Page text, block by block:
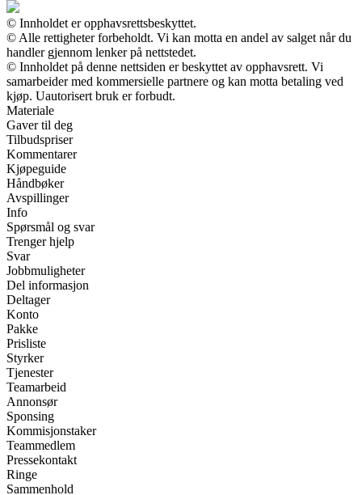
© Innholdet er opphavsrettsbeskyttet.
© Alle rettigheter forbeholdt. Vi kan motta en andel av salget når du
handler gjennom lenker på nettstedet.
© Innholdet på denne nettsiden er beskyttet av opphavsrett. Vi
samarbeider med kommersielle partnere og kan motta betaling ved
kjøp. Uautorisert bruk er forbudt.
Materiale
Gaver til deg
Tilbudspriser
Kommentarer
Kjøpeguide
Håndbøker
Avspillinger
Info
Spørsmål og svar
Trenger hjelp
Svar
Jobbmuligheter
Del informasjon
Deltager
Konto
Pakke
Prisliste
Styrker
Tjenester
Teamarbeid
Annonsør
Sponsing
Kommisjonstaker
Teammedlem
Pressekontakt
Ringe
Sammenhold